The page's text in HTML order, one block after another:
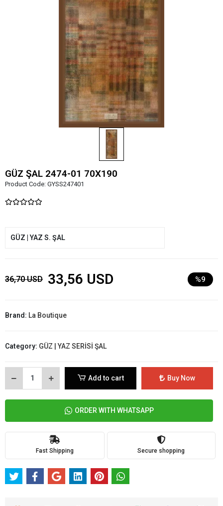
GÜZ ŞAL 2474-01 70X190
Product Code: GYSS247401
GÜZ | YAZ S. ŞAL
36,70 USD 33,56 USD %9
Brand: La Boutique
Category: GÜZ | YAZ SERİSİ ŞAL
Add to cart Buy Now
ORDER WITH WHATSAPP
Fast Shipping Secure shopping